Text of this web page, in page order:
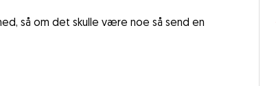
så om det skulle være noe så send en